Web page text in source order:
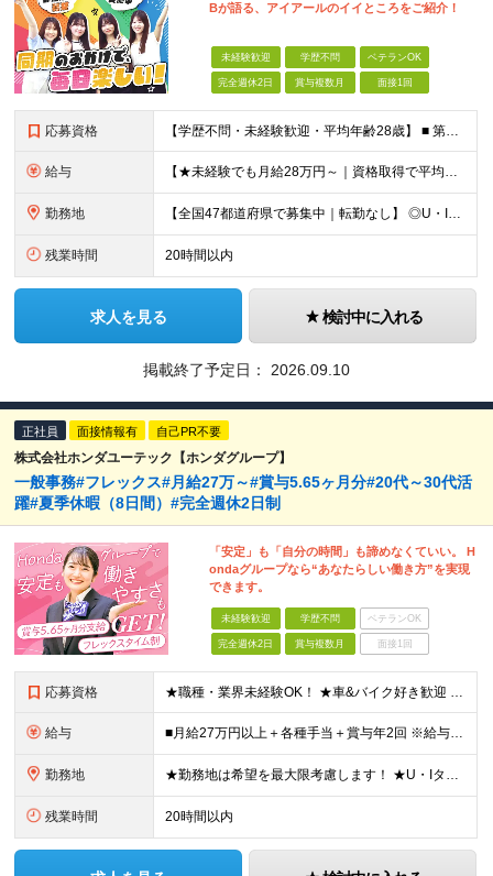
Bが語る、アイアールのイイところをご紹介！
未経験歓迎 学歴不問 ベテランOK
完全週休2日 賞与複数月 面接1回
応募資格 【学歴不問・未経験歓迎・平均年齢28歳】 ■ 第二新卒歓迎 ■ フリーター・社会人未経験OK ＼「アイアールで人生ワンチャンつかんでほしい！」／ …こんな社長の想いから 経験よりも人柄を重視した採用
給与 【★未経験でも月給28万円～｜資格取得で平均年収636万円★】 ■ 月給28万円～80万円+賞与年2回＋各種手当 ※月給には、固定残業代（20時間分：3万8000円～／月）を含む ※20時間を超過
勤務地 【全国47都道府県で募集中｜転勤なし】 ◎U・Iターン歓迎！家具家電付き＆家賃ナシの社員寮を完備 ◎東京支店は2025年7月に移転したばかりの綺麗なオフィス 東京・横浜・大阪・名古屋・福岡など 全国
残業時間 20時間以内
求人を見る 検討中に入れる
掲載終了予定日： 2026.09.10
正社員 面接情報有 自己PR不要
株式会社ホンダユーテック【ホンダグループ】
一般事務#フレックス#月給27万～#賞与5.65ヶ月分#20代～30代活
躍#夏季休暇（8日間）#完全週休2日制
「安定」も「自分の時間」も諦めなくていい。 H
ondaグループなら“あなたらしい働き方”を実現
できます。
未経験歓迎 学歴不問 ベテランOK
完全週休2日 賞与複数月 面接1回
応募資格 ★職種・業界未経験OK！ ★車&バイク好き歓迎 ■PCスキルがある方 ⇒Word、Excel、PowerPointなど オフィス系の基本的なスキルがあればOK ■転勤が可能な方 ■普通自動車運転免許
給与 ■月給27万円以上＋各種手当＋賞与年2回 ※給与は、年齢・経験・能力を考慮して決定します ※時間外勤務手当別途支給 ※販売実績に応じた奨励給あり ※試用期間：2ヶ月あり(条件に差異なし)
勤務地 ★勤務地は希望を最大限考慮します！ ★U・Iターン歓迎／マイカー通勤OK 営業所（一般事務） ……… ▼U-Select城北 埼玉県和光市下新倉5-27-1 ……… ▼U-Select鈴鹿東 三重県
残業時間 20時間以内